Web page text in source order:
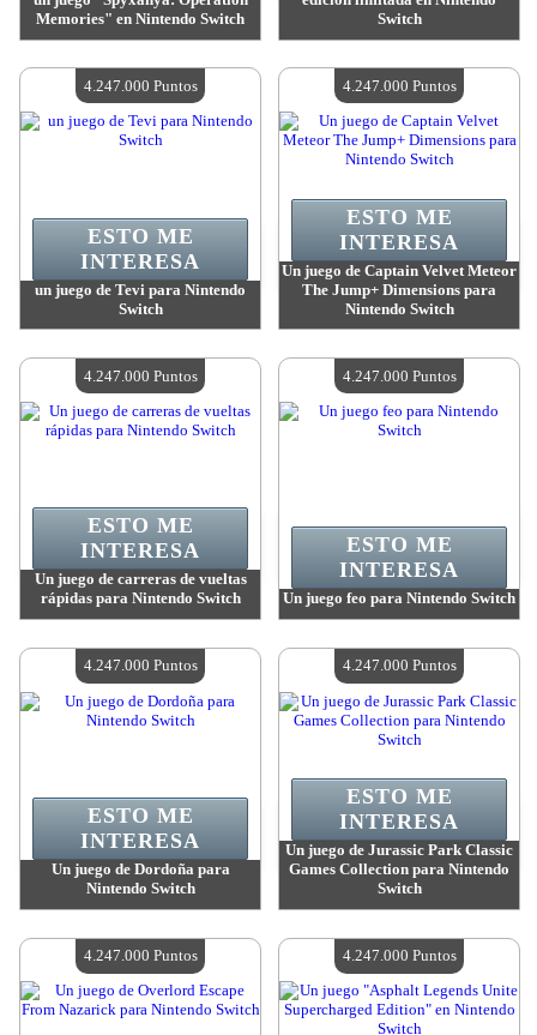
Memories" en Nintendo Switch
Cantidad disponible:4
Switch
Cantidad disponible:4
un juego de Tevi para Nintendo
Switch
Cantidad disponible:4
ESTO ME
INTERESA
4.247.000 Puntos
Un juego de Captain Velvet Meteor
The Jump+ Dimensions para
Nintendo Switch
Cantidad disponible:4
ESTO ME
INTERESA
4.247.000 Puntos
Un juego de carreras de vueltas
rápidas para Nintendo Switch
Cantidad disponible:4
ESTO ME
INTERESA
4.247.000 Puntos
Un juego feo para Nintendo Switch
Cantidad disponible:4
ESTO ME
INTERESA
4.247.000 Puntos
Un juego de Dordoña para
Nintendo Switch
Cantidad disponible:4
ESTO ME
INTERESA
4.247.000 Puntos
Un juego de Jurassic Park Classic
Games Collection para Nintendo
Switch
Cantidad disponible:4
ESTO ME
INTERESA
4.247.000 Puntos
4.247.000 Puntos 4.247.000 Puntos